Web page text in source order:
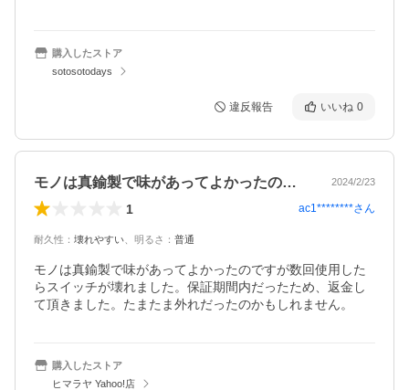
購入したストア
sotosotodays
違反報告 いいね 0
モノは真鍮製で味があってよかったのです… 2024/2/23
1 ac1********さん
耐久性 ： 壊れやすい 明るさ ： 普通
モノは真鍮製で味があってよかったのですが数回使用した
らスイッチが壊れました。保証期間内だったため、返金し
て頂きました。たまたま外れだったのかもしれません。
購入したストア
ヒマラヤ Yahoo!店